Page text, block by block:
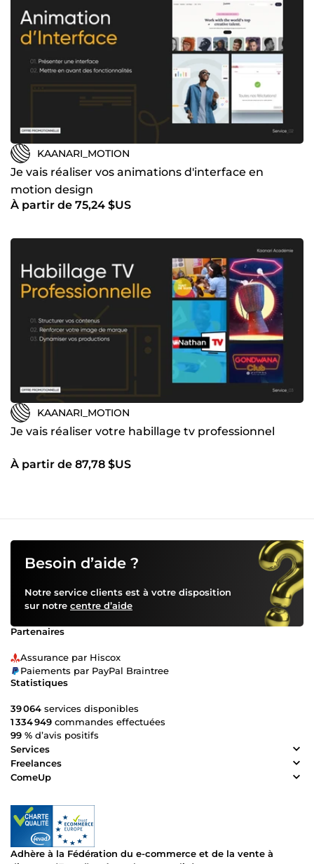
KAANARI_MOTION
Je vais réaliser vos animations d'interface en
motion design
À partir de 75,24 $US
KAANARI_MOTION
Je vais réaliser votre habillage tv professionnel
À partir de 87,78 $US
Besoin d’aide ?
Notre service clients est à votre disposition
sur notre centre d’aide
Partenaires
Assurance par Hiscox
Paiements par PayPal Braintree
Statistiques
39 064 services disponibles
1 334 949 commandes effectuées
99 % d’avis positifs
Services
Freelances
ComeUp
Adhère à la Fédération du e-commerce et de la vente à